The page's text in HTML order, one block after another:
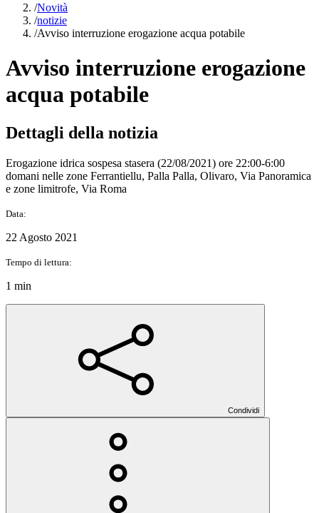
/Novità
/notizie
/Avviso interruzione erogazione acqua potabile
Avviso interruzione erogazione
acqua potabile
Dettagli della notizia
Erogazione idrica sospesa stasera (22/08/2021) ore 22:00-6:00
domani nelle zone Ferrantiellu, Palla Palla, Olivaro, Via Panoramica
e zone limitrofe, Via Roma
Data:
22 Agosto 2021
Tempo di lettura:
1 min
Condividi